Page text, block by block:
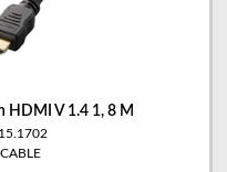
HDMI V 1.4 1, 8 M